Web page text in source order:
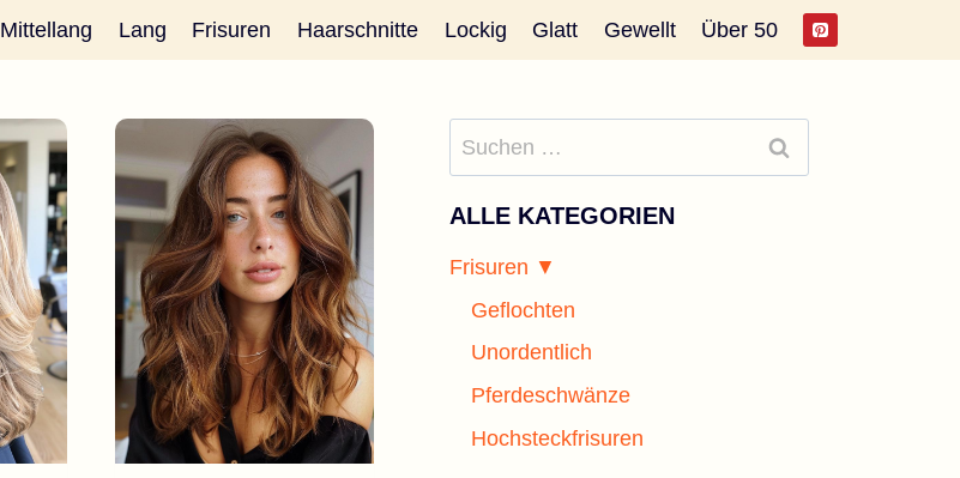
Mittellang Lang Frisuren Haarschnitte Lockig Glatt Gewellt Über 50
Suchen
nach:
ALLE KATEGORIEN
Frisuren ▼
Geflochten
Unordentlich
Pferdeschwänze
Hochsteckfrisuren